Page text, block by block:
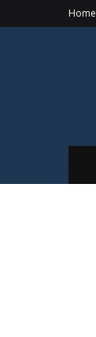
Home